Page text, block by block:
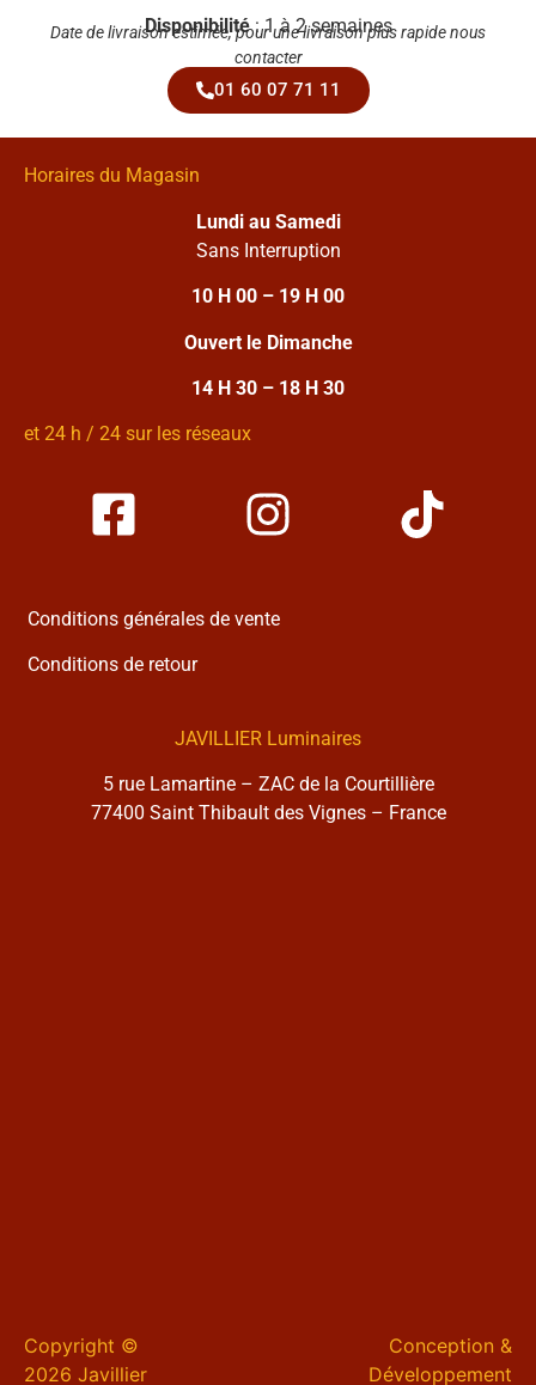
Disponibilité: 1 à 2 semaines
Date de livraison estimée, pour une livraison plus rapide nous
contacter
01 60 07 71 11
Horaires du Magasin
Lundi au Samedi
Sans Interruption
10 H 00 – 19 H 00
Ouvert le Dimanche
14 H 30 – 18 H 30
et 24 h / 24 sur les réseaux
Conditions générales de vente
Conditions de retour
JAVILLIER Luminaires
5 rue Lamartine – ZAC de la Courtillière
77400 Saint Thibault des Vignes – France
Copyright ©
2026 Javillier
Conception &
Développement